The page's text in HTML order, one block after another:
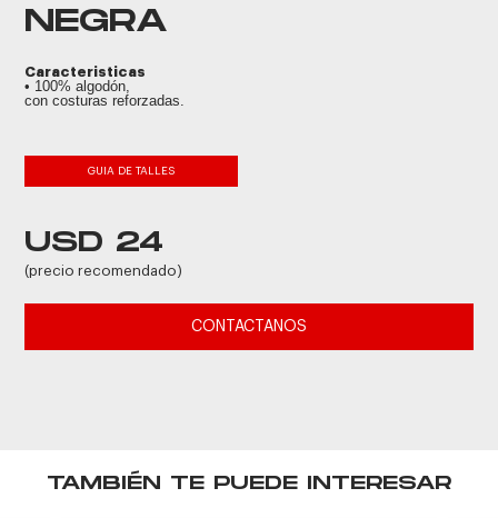
NEGRA
Caracteristicas
• 100% algodón,
con costuras reforzadas.
GUIA DE TALLES
USD 24
(precio recomendado)
CONTACTANOS
TAMBIÉN TE PUEDE INTERESAR